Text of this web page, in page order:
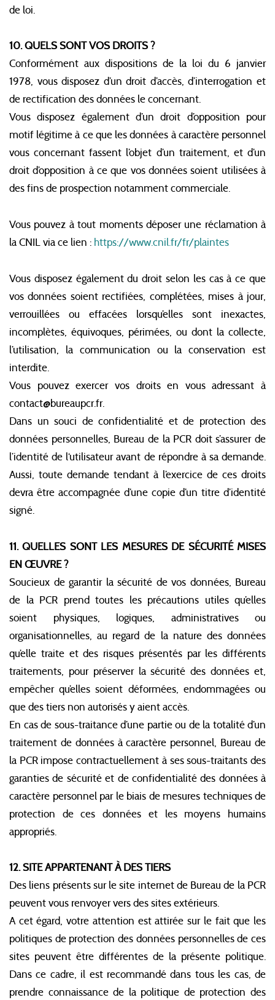
de loi.
10. QUELS SONT VOS DROITS ?
Conformément aux dispositions de la loi du 6 janvier
1978, vous disposez d’un droit d’accès, d’interrogation et
de rectification des données le concernant.
Vous disposez également d’un droit d’opposition pour
motif légitime à ce que les données à caractère personnel
vous concernant fassent l’objet d’un traitement, et d’un
droit d’opposition à ce que vos données soient utilisées à
des fins de prospection notamment commerciale.
Vous pouvez à tout moments déposer une réclamation à
la CNIL via ce lien : https://www.cnil.fr/fr/plaintes
Vous disposez également du droit selon les cas à ce que
vos données soient rectifiées, complétées, mises à jour,
verrouillées ou effacées lorsqu’elles sont inexactes,
incomplètes, équivoques, périmées, ou dont la collecte,
l’utilisation, la communication ou la conservation est
interdite.
Vous pouvez exercer vos droits en vous adressant à
contact@bureaupcr.fr.
Dans un souci de confidentialité et de protection des
données personnelles, Bureau de la PCR doit s’assurer de
l’identité de l‘utilisateur avant de répondre à sa demande.
Aussi, toute demande tendant à l’exercice de ces droits
devra être accompagnée d’une copie d’un titre d’identité
signé.
11. QUELLES SONT LES MESURES DE SÉCURITÉ MISES
EN ŒUVRE ?
Soucieux de garantir la sécurité de vos données, Bureau
de la PCR prend toutes les précautions utiles qu’elles
soient physiques, logiques, administratives ou
organisationnelles, au regard de la nature des données
qu’elle traite et des risques présentés par les différents
traitements, pour préserver la sécurité des données et,
empêcher qu’elles soient déformées, endommagées ou
que des tiers non autorisés y aient accès.
En cas de sous-traitance d’une partie ou de la totalité d’un
traitement de données à caractère personnel, Bureau de
la PCR impose contractuellement à ses sous-traitants des
garanties de sécurité et de confidentialité des données à
caractère personnel par le biais de mesures techniques de
protection de ces données et les moyens humains
appropriés.
12. SITE APPARTENANT À DES TIERS
Des liens présents sur le site internet de Bureau de la PCR
peuvent vous renvoyer vers des sites extérieurs.
A cet égard, votre attention est attirée sur le fait que les
politiques de protection des données personnelles de ces
sites peuvent être différentes de la présente politique.
Dans ce cadre, il est recommandé dans tous les cas, de
prendre connaissance de la politique de protection des